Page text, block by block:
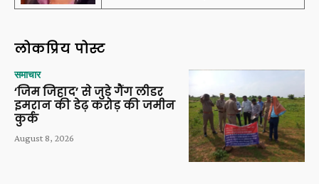
लोकप्रिय पोस्ट
समाचार
‘जिम जिहाद’ से जुड़े गैंग लीडर
इमरान की डेढ़ करोड़ की जमीन
कुर्क
August 8, 2026